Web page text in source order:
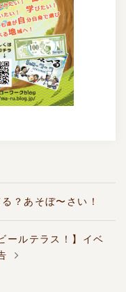
？あそぼ〜さい！
ールテラス！】イベ